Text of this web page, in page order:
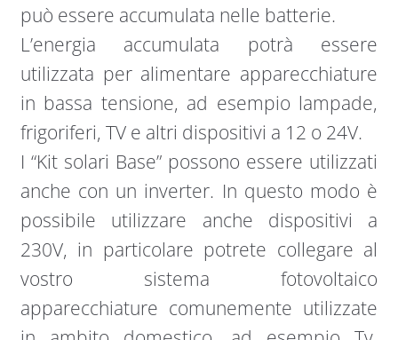
può essere accumulata nelle batterie.
L’energia accumulata potrà essere
utilizzata per alimentare apparecchiature
in bassa tensione, ad esempio lampade,
frigoriferi, TV e altri dispositivi a 12 o 24V.
I “Kit solari Base” possono essere utilizzati
anche con un inverter. In questo modo è
possibile utilizzare anche dispositivi a
230V, in particolare potrete collegare al
vostro sistema fotovoltaico
apparecchiature comunemente utilizzate